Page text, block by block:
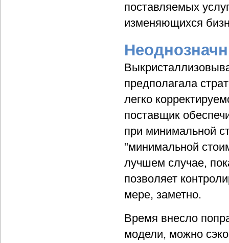
поставляемых
изменяющихся
предполагала
легко
поставщик
при минимальной
"минимальной
лучшем случае,
позволяет
мере, заметно.
Время внесло
модели, можно